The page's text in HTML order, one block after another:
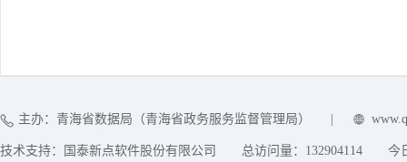
主办：青海省数据局（青海省政务服务监督管理局）
技术支持：国泰新点软件股份有限公司 总访问量： 132904114 今